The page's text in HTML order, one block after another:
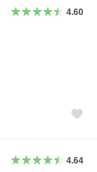
4.60
4.64